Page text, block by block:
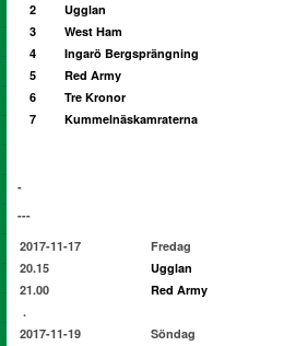
2
Ugglan
3
West Ham
4
Ingarö Bergsprängning
5
Red Army
6
Tre Kronor
7
Kummelnäskamraterna
-
---
2017-11-17
Fredag
20.15
Ugglan
21.00
Red Army
.
2017-11-19
Söndag